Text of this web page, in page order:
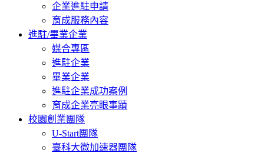
企業進駐申請
育成服務內容
進駐/畢業企業
媒合專區
進駐企業
畢業企業
進駐企業成功案例
育成企業亮眼事蹟
校園創業團隊
U-Start團隊
臺科大微加速器團隊